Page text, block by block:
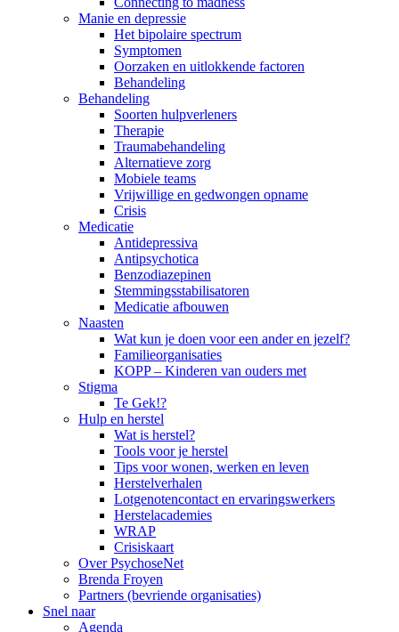
Manie en depressie
Het bipolaire spectrum
Symptomen
Oorzaken en uitlokkende factoren
Behandeling
Behandeling
Soorten hulpverleners
Therapie
Traumabehandeling
Alternatieve zorg
Mobiele teams
Vrijwillige en gedwongen opname
Crisis
Medicatie
Antidepressiva
Antipsychotica
Benzodiazepinen
Stemmingsstabilisatoren
Medicatie afbouwen
Naasten
Wat kun je doen voor een ander en jezelf?
Familieorganisaties
KOPP – Kinderen van ouders met
Stigma
Te Gek!?
Hulp en herstel
Wat is herstel?
Tools voor je herstel
Tips voor wonen, werken en leven
Herstelverhalen
Lotgenotencontact en ervaringswerkers
Herstelacademies
WRAP
Crisiskaart
Over PsychoseNet
Brenda Froyen
Partners (bevriende organisaties)
Snel naar
Agenda